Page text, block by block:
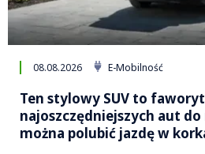
08.08.2026 E-Mobilność
Ten stylowy SUV to
najoszczędniejszych aut
można polubić jazdę w